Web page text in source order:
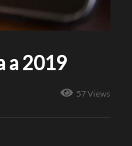
a 2019
57 Views